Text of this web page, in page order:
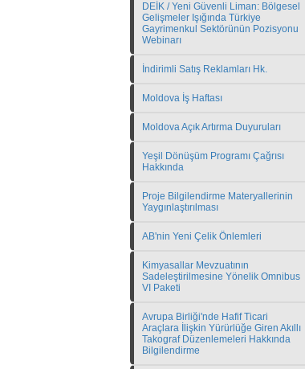
DEİK / Yeni Güvenli Liman: Bölgesel
Gelişmeler Işığında Türkiye
Gayrimenkul Sektörünün Pozisyonu
Webinarı
İndirimli Satış Reklamları Hk.
Moldova İş Haftası
Moldova Açık Artırma Duyuruları
Yeşil Dönüşüm Programı Çağrısı
Hakkında
Proje Bilgilendirme Materyallerinin
Yaygınlaştırılması
AB'nin Yeni Çelik Önlemleri
Kimyasallar Mevzuatının
Sadeleştirilmesine Yönelik Omnibus
VI Paketi
Avrupa Birliği'nde Hafif Ticari
Araçlara İlişkin Yürürlüğe Giren Akıllı
Takograf Düzenlemeleri Hakkında
Bilgilendirme